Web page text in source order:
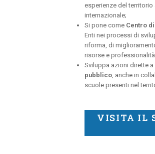
esperienze del territorio
internazionale;
Si pone come Centro
Enti nei processi di
riforma, di
risorse e
Sviluppa azioni dirette
pubblico, anche in
scuole presenti nel
VISITA IL